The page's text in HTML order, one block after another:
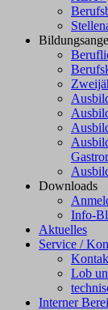
Downloads
Info-
Aktuelles
Service /
Lob
Interner